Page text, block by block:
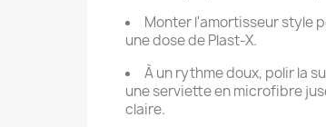
Monter l'amortisseur style
une dose de Plast-X.
À un rythme doux, polir la
une serviette en microfibre
claire.